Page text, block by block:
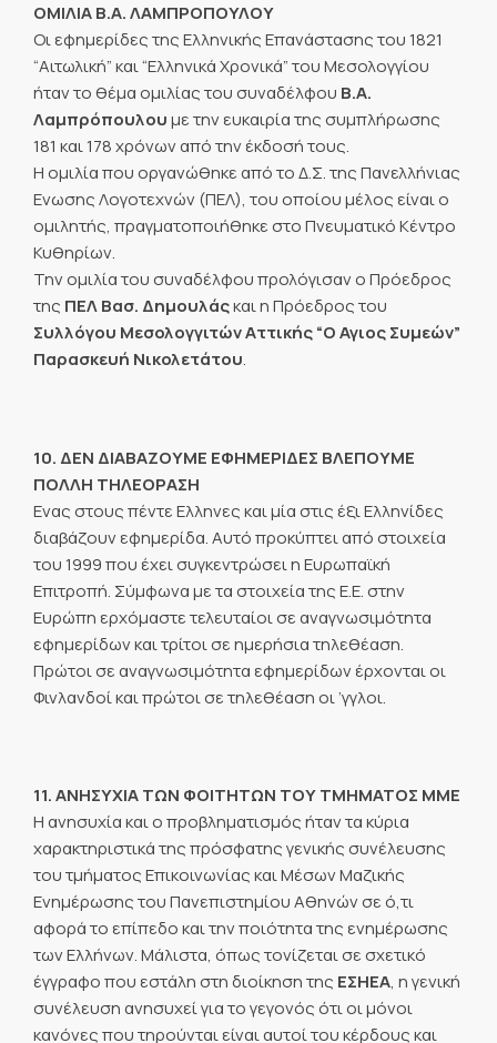
ΟΜΙΛΙΑ Β.Α. ΛΑΜΠΡΟΠΟΥΛΟΥ
Οι εφημερίδες της Ελληνικής Επανάστασης του 1821
“Αιτωλική” και “Ελληνικά Χρονικά” του Μεσολογγίου
ήταν το θέμα ομιλίας του συναδέλφου Β.Α.
Λαμπρόπουλουμε την ευκαιρία της συμπλήρωσης
181 και 178 χρόνων από την έκδοσή τους.
Η ομιλία που οργανώθηκε από το Δ.Σ. της Πανελλήνιας
Ενωσης Λογοτεχνών (ΠΕΛ), του οποίου μέλος είναι ο
ομιλητής, πραγματοποιήθηκε στο Πνευματικό Κέντρο
Κυθηρίων.
Την ομιλία του συναδέλφου προλόγισαν ο Πρόεδρος
της ΠΕΛ Βασ. Δημουλάςκαι η Πρόεδρος του
Συλλόγου Μεσολογγιτών Αττικής “Ο Αγιος Συμεών”
Παρασκευή Νικολετάτου.
10. ΔΕΝ ΔΙΑΒΑΖΟΥΜΕ ΕΦΗΜΕΡΙΔΕΣ ΒΛΕΠΟΥΜΕ
ΠΟΛΛΗ ΤΗΛΕΟΡΑΣΗ
Ενας στους πέντε Ελληνες και μία στις έξι Ελληνίδες
διαβάζουν εφημερίδα. Αυτό προκύπτει από στοιχεία
του 1999 που έχει συγκεντρώσει η Ευρωπαϊκή
Επιτροπή. Σύμφωνα με τα στοιχεία της Ε.Ε. στην
Ευρώπη ερχόμαστε τελευταίοι σε αναγνωσιμότητα
εφημερίδων και τρίτοι σε ημερήσια τηλεθέαση.
Πρώτοι σε αναγνωσιμότητα εφημερίδων έρχονται οι
Φινλανδοί και πρώτοι σε τηλεθέαση οι ’γγλοι.
11. ΑΝΗΣΥΧΙΑ ΤΩΝ ΦΟΙΤΗΤΩΝ ΤΟΥ ΤΜΗΜΑΤΟΣ ΜΜΕ
Η ανησυχία και ο προβληματισμός ήταν τα κύρια
χαρακτηριστικά της πρόσφατης γενικής συνέλευσης
του τμήματος Επικοινωνίας και Μέσων Μαζικής
Ενημέρωσης του Πανεπιστημίου Αθηνών σε ό,τι
αφορά το επίπεδο και την ποιότητα της ενημέρωσης
των Ελλήνων. Μάλιστα, όπως τονίζεται σε σχετικό
έγγραφο που εστάλη στη διοίκηση της ΕΣΗΕΑ, η γενική
συνέλευση ανησυχεί για το γεγονός ότι οι μόνοι
κανόνες που τηρούνται είναι αυτοί του κέρδους και